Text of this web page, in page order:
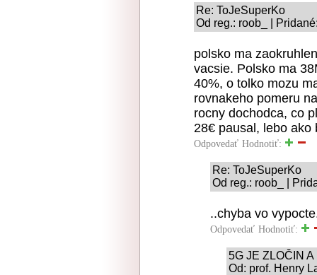
Re: ToJeSuperKo
Od reg.: roob_ |
polsko ma
vacsie. Polsko ma
40%, o tolko mozu
rovnakeho pomeru
rocny dochodca, co
28€ pausal, lebo ako
Odpovedať Hodnotiť:
Re: ToJeSuperKo
Od reg.: roob_ |
..chyba vo
Odpovedať Hodnotiť:
5G JE ZLOČIN
Od: prof. Henry